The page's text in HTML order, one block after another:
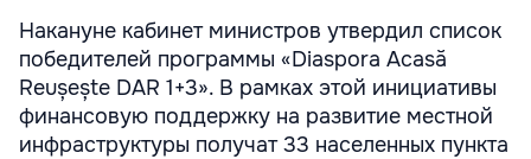
Накануне кабинет министров утвердил список
победителей программы «Diaspora Acasă
Reușește DAR 1+3». В рамках этой инициативы
финансовую поддержку на развитие местной
инфраструктуры получат 33 населенных пункта